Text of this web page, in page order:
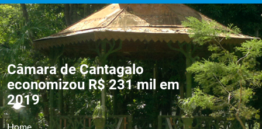
Câmara de Cantagalo
economizou R$ 231 mil em
2019
Home